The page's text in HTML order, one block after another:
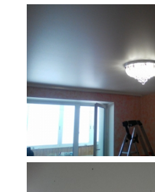
Площадь 19 м